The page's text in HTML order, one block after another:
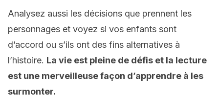
Analysez aussi les décisions que prennent les
personnages et voyez si vos enfants sont
d’accord ou s’ils ont des fins alternatives à
l’histoire. La vie est pleine de défis et la lecture
est une merveilleuse façon d’apprendre à les
surmonter.